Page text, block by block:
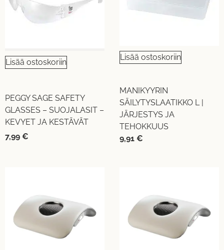
Lisää ostoskoriin
PEGGY SAGE SAFETY
GLASSES – SUOJALASIT –
KEVYET JA KESTÄVÄT
7,99 €
Lisää ostoskoriin
MANIKYYRIN
SÄILYTYSLAATIKKO L |
JÄRJESTYS JA
TEHOKKUUS
9,91 €